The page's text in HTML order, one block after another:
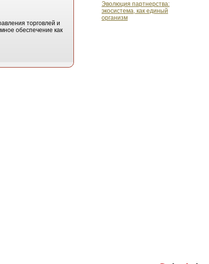
Эволюция партнерства:
экосистема, как единый
организм
торговлей и
обеспечение как